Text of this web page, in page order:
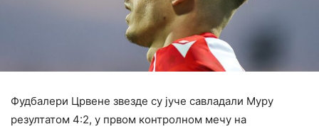
Фудбалери Црвене звезде су јуче савладали Муру
резултатом 4:2, у првом контролном мечу на